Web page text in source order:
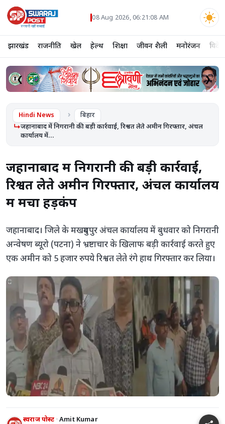
08 Aug 2026, 06:21:08 AM
झारखंड राजनीति खेल हेल्थ शिक्षा जीवन शैली मनोरंजन विदेश
❮ ❯
Hindi News बिहार
जहानाबाद में निगरानी की बड़ी कार्रवाई, रिश्वत लेते अमीन गिरफ्तार, अंचल
कार्यालय में...
जहानाबाद में निगरानी की बड़ी कार्रवाई,
रिश्वत लेते अमीन गिरफ्तार, अंचल कार्यालय
में मचा हड़कंप
जहानाबाद। जिले के मखदुमपुर अंचल कार्यालय में बुधवार को निगरानी
अन्वेषण ब्यूरो (पटना) ने भ्रष्टाचार के खिलाफ बड़ी कार्रवाई करते हुए
एक अमीन को 5 हजार रुपये रिश्वत लेते रंगे हाथ गिरफ्तार कर लिया।
स्वराज पोस्ट Amit Kumar